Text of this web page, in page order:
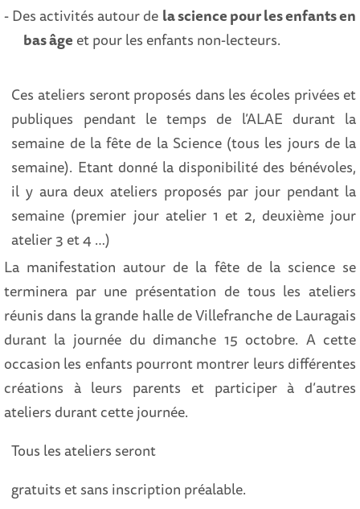
- Des activités autour de la science pour les enfants en
bas âge et pour les enfants non-lecteurs.
Ces ateliers seront proposés dans les écoles privées et
publiques pendant le temps de l’ALAE durant la
semaine de la fête de la Science (tous les jours de la
semaine). Etant donné la disponibilité des bénévoles,
il y aura deux ateliers proposés par jour pendant la
semaine (premier jour atelier 1 et 2, deuxième jour
atelier 3 et 4 …)
La manifestation autour de la fête de la science se
terminera par une présentation de tous les ateliers
réunis dans la grande halle de Villefranche de Lauragais
durant la journée du dimanche 15 octobre. A cette
occasion les enfants pourront montrer leurs différentes
créations à leurs parents et participer à d’autres
ateliers durant cette journée.
Tous les ateliers seront
gratuits et sans inscription préalable.